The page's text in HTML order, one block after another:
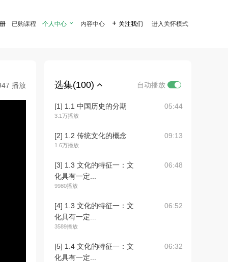
已购课程 个人中心  内容中心  关注我们 进入关怀模式
播放 选集(100) 自动播放
[1] 1.1 中国历史的分期
3.1万播放
05:44
[2] 1.2 传统文化的概念
1.6万播放
09:13
[3] 1.3 文化的特征一：文
化具有一定...
9980播放
06:48
[4] 1.3 文化的特征一：文
化具有一定...
3589播放
06:52
[5] 1.4 文化的特征一：文
化具有一定...
06:32